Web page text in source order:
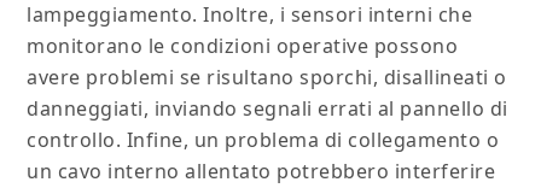
lampeggiamento. Inoltre, i sensori interni che
monitorano le condizioni operative possono
avere problemi se risultano sporchi, disallineati o
danneggiati, inviando segnali errati al pannello di
controllo. Infine, un problema di collegamento o
un cavo interno allentato potrebbero interferire